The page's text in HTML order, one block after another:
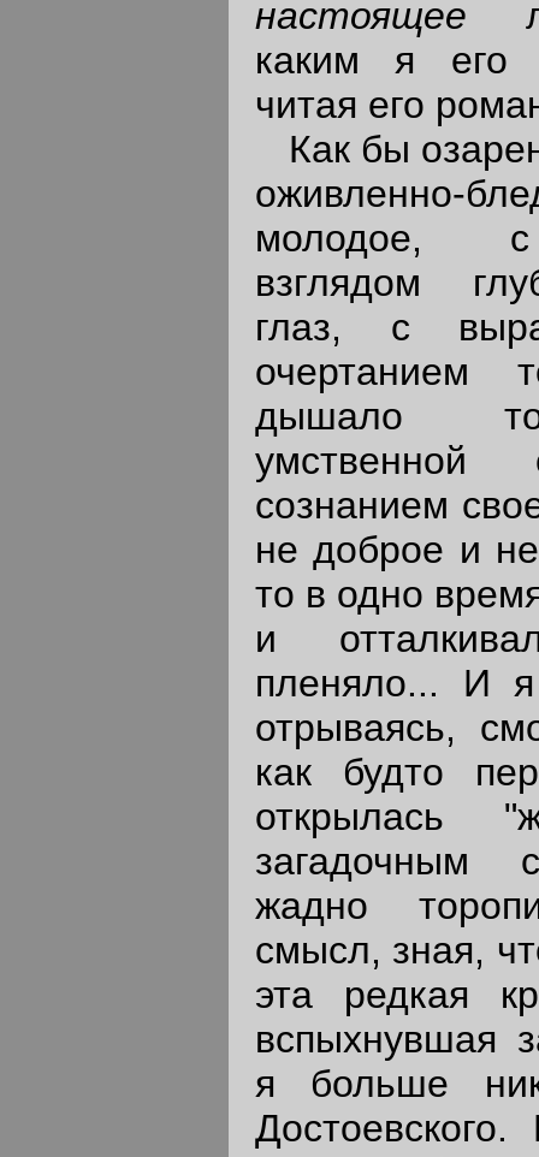
настоящее
каким я его
читая его
Как бы
оживленно-
молодое, с
взглядом
глаз, с
очертанием
дышало
умственной
сознанием
не доброе и
то в одно
и
пленяло... И я
отрываясь,
как будто
открылась
загадочным
жадно
смысл, зная,
эта редкая
вспыхнувшая
я больше